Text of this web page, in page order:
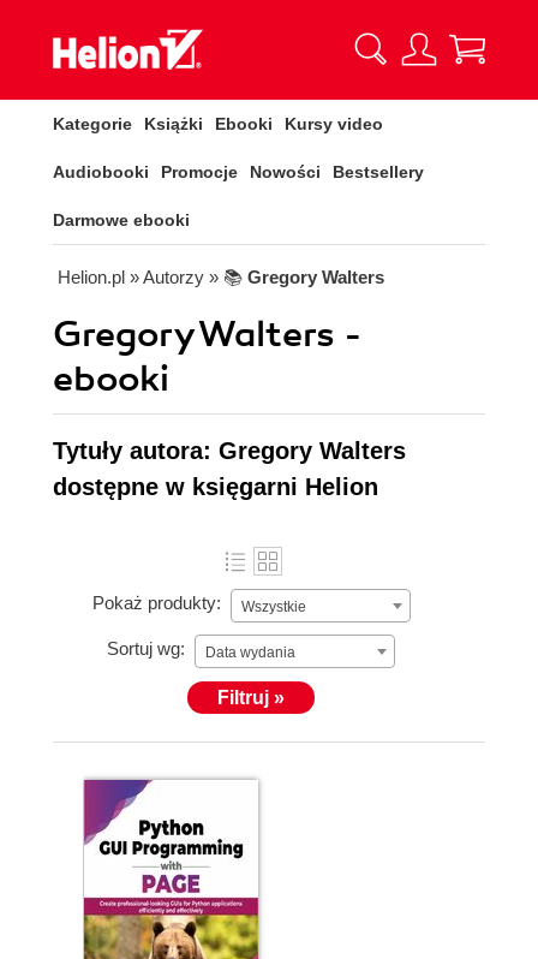
Kategorie Książki Ebooki Kursy video
Audiobooki Promocje Nowości Bestsellery
Darmowe ebooki
Helion.pl » Autorzy » 📚 Gregory Walters
Gregory Walters -
ebooki
Tytuły autora: Gregory Walters
dostępne w księgarni Helion
Pokaż produkty: Wszystkie
Sortuj wg: Data wydania
Filtruj »